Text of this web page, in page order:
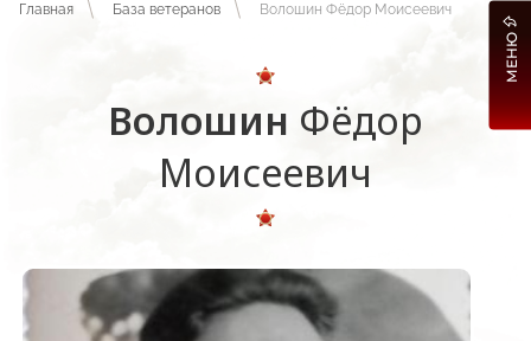
Главная База ветеранов Волошин Фёдор Моисеевич
Волошин Фёдор
Моисеевич
МЕНЮ